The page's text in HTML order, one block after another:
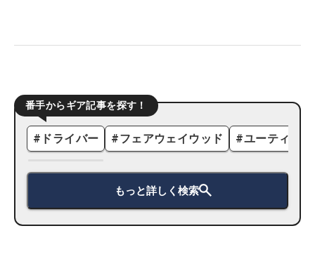
番手からギア記事を探す！
# ドライバー #フェアウェイウッド #ユーティリ
もっと詳しく検索